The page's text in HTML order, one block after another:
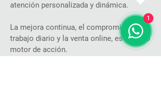
atención personalizada y dinámica.
La mejora continua, el compromiso, el
trabajo diario y la venta online, es nuestro
motor de acción.
1